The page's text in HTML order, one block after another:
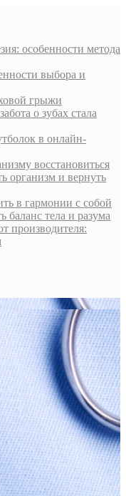
особенности метода
выбора и
грыжи
о зубах стала
в онлайн-
восстановиться
организм и вернуть
в гармонии с собой
баланс тела и разума
производителя: